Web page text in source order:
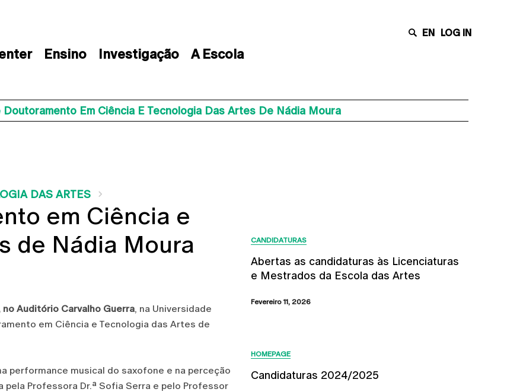
Ensino Investigação A Escola
EN LOG IN
Doutoramento Em Ciência E Tecnologia Das Artes De Nádia Moura
DAS ARTES
em Ciência e
de Nádia Moura
no Auditório Carvalho Guerra, na Universidade
em Ciência e Tecnologia das Artes de
performance musical do saxofone e na perceção
pela Professora Dr.ª Sofia Serra e pelo Professor
CANDIDATURAS
Abertas as candidaturas às Licenciaturas
e Mestrados da Escola das Artes
Fevereiro 11, 2026
HOMEPAGE
Candidaturas 2024/2025